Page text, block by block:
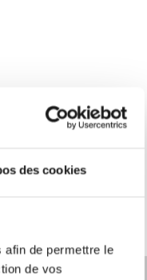
des cookies
afin de permettre le
de vos